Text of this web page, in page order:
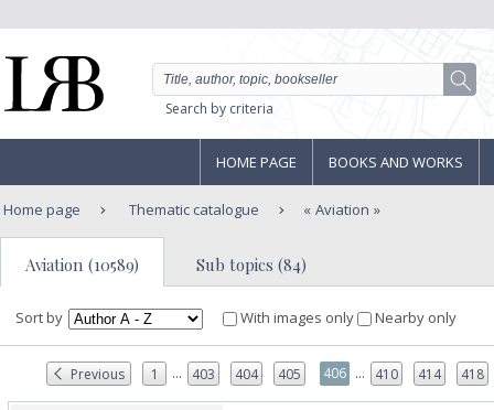
Search by criteria
HOME PAGE BOOKS AND WORKS
Home page Thematic catalogue Aviation
Aviation (10589) Sub topics (84)
Sort by With images only Nearby only
Previous 1 ... 403 404 405 406 ... 410 414 418